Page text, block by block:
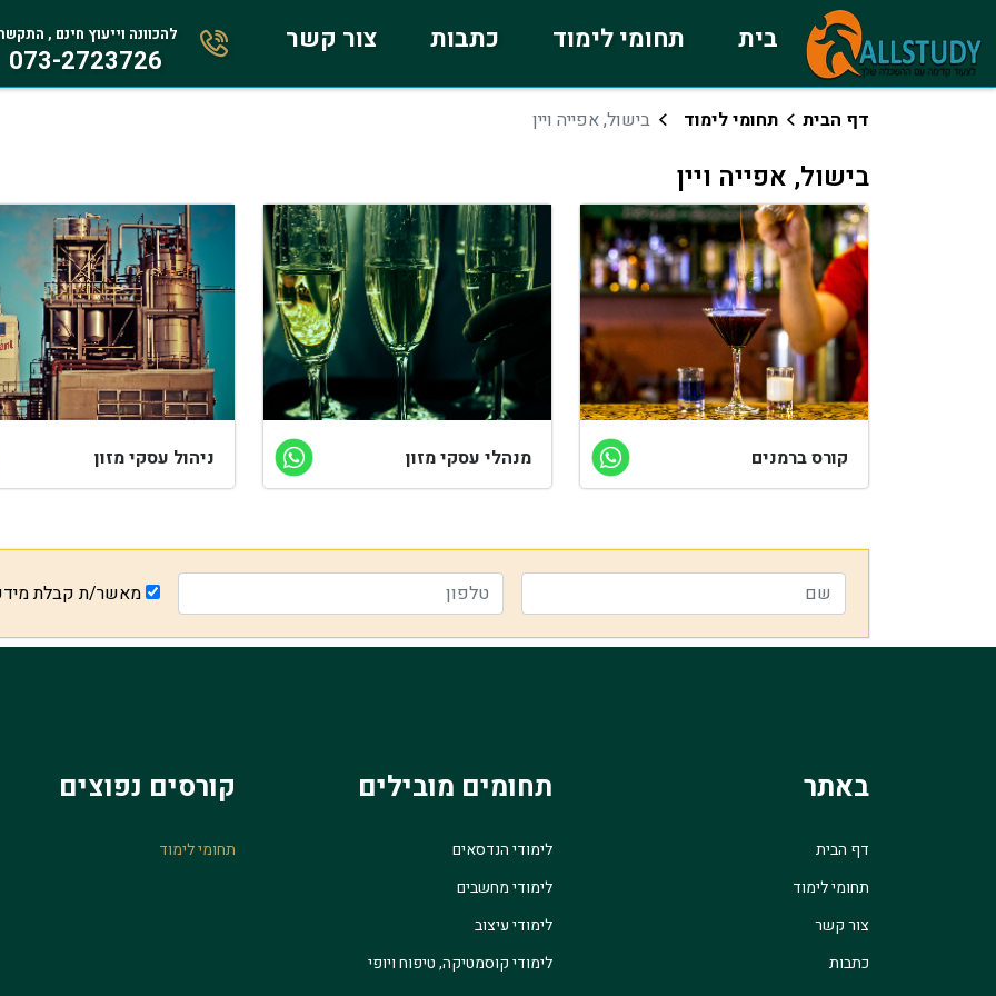
בית תחומי לימוד כתבות צור קשר להכוונה וייעוץ חינם ,
073-2723726
דף הבית תחומי לימוד בישול, אפייה ויין
בישול, אפייה ויין
קורס ברמנים מנהלי עסקי מזון ניהול עסקי מזון
מאשר/ת קבלת
באתר
דף הבית
תחומי לימוד
צור קשר
כתבות
תחומים מובילים
לימודי הנדסאים
לימודי מחשבים
לימודי עיצוב
לימודי קוסמטיקה, טיפוח ויופי
קורסים נפוצים
תחומי לימוד